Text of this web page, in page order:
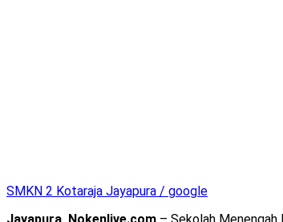
SMKN 2 Kotaraja Jayapura / google